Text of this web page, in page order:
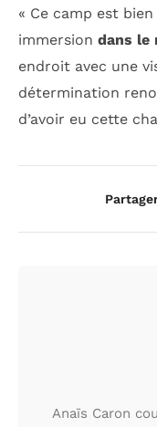
« Ce camp est
immersion dans le
endroit avec une
détermination
d’avoir eu cette
Anaïs Caron